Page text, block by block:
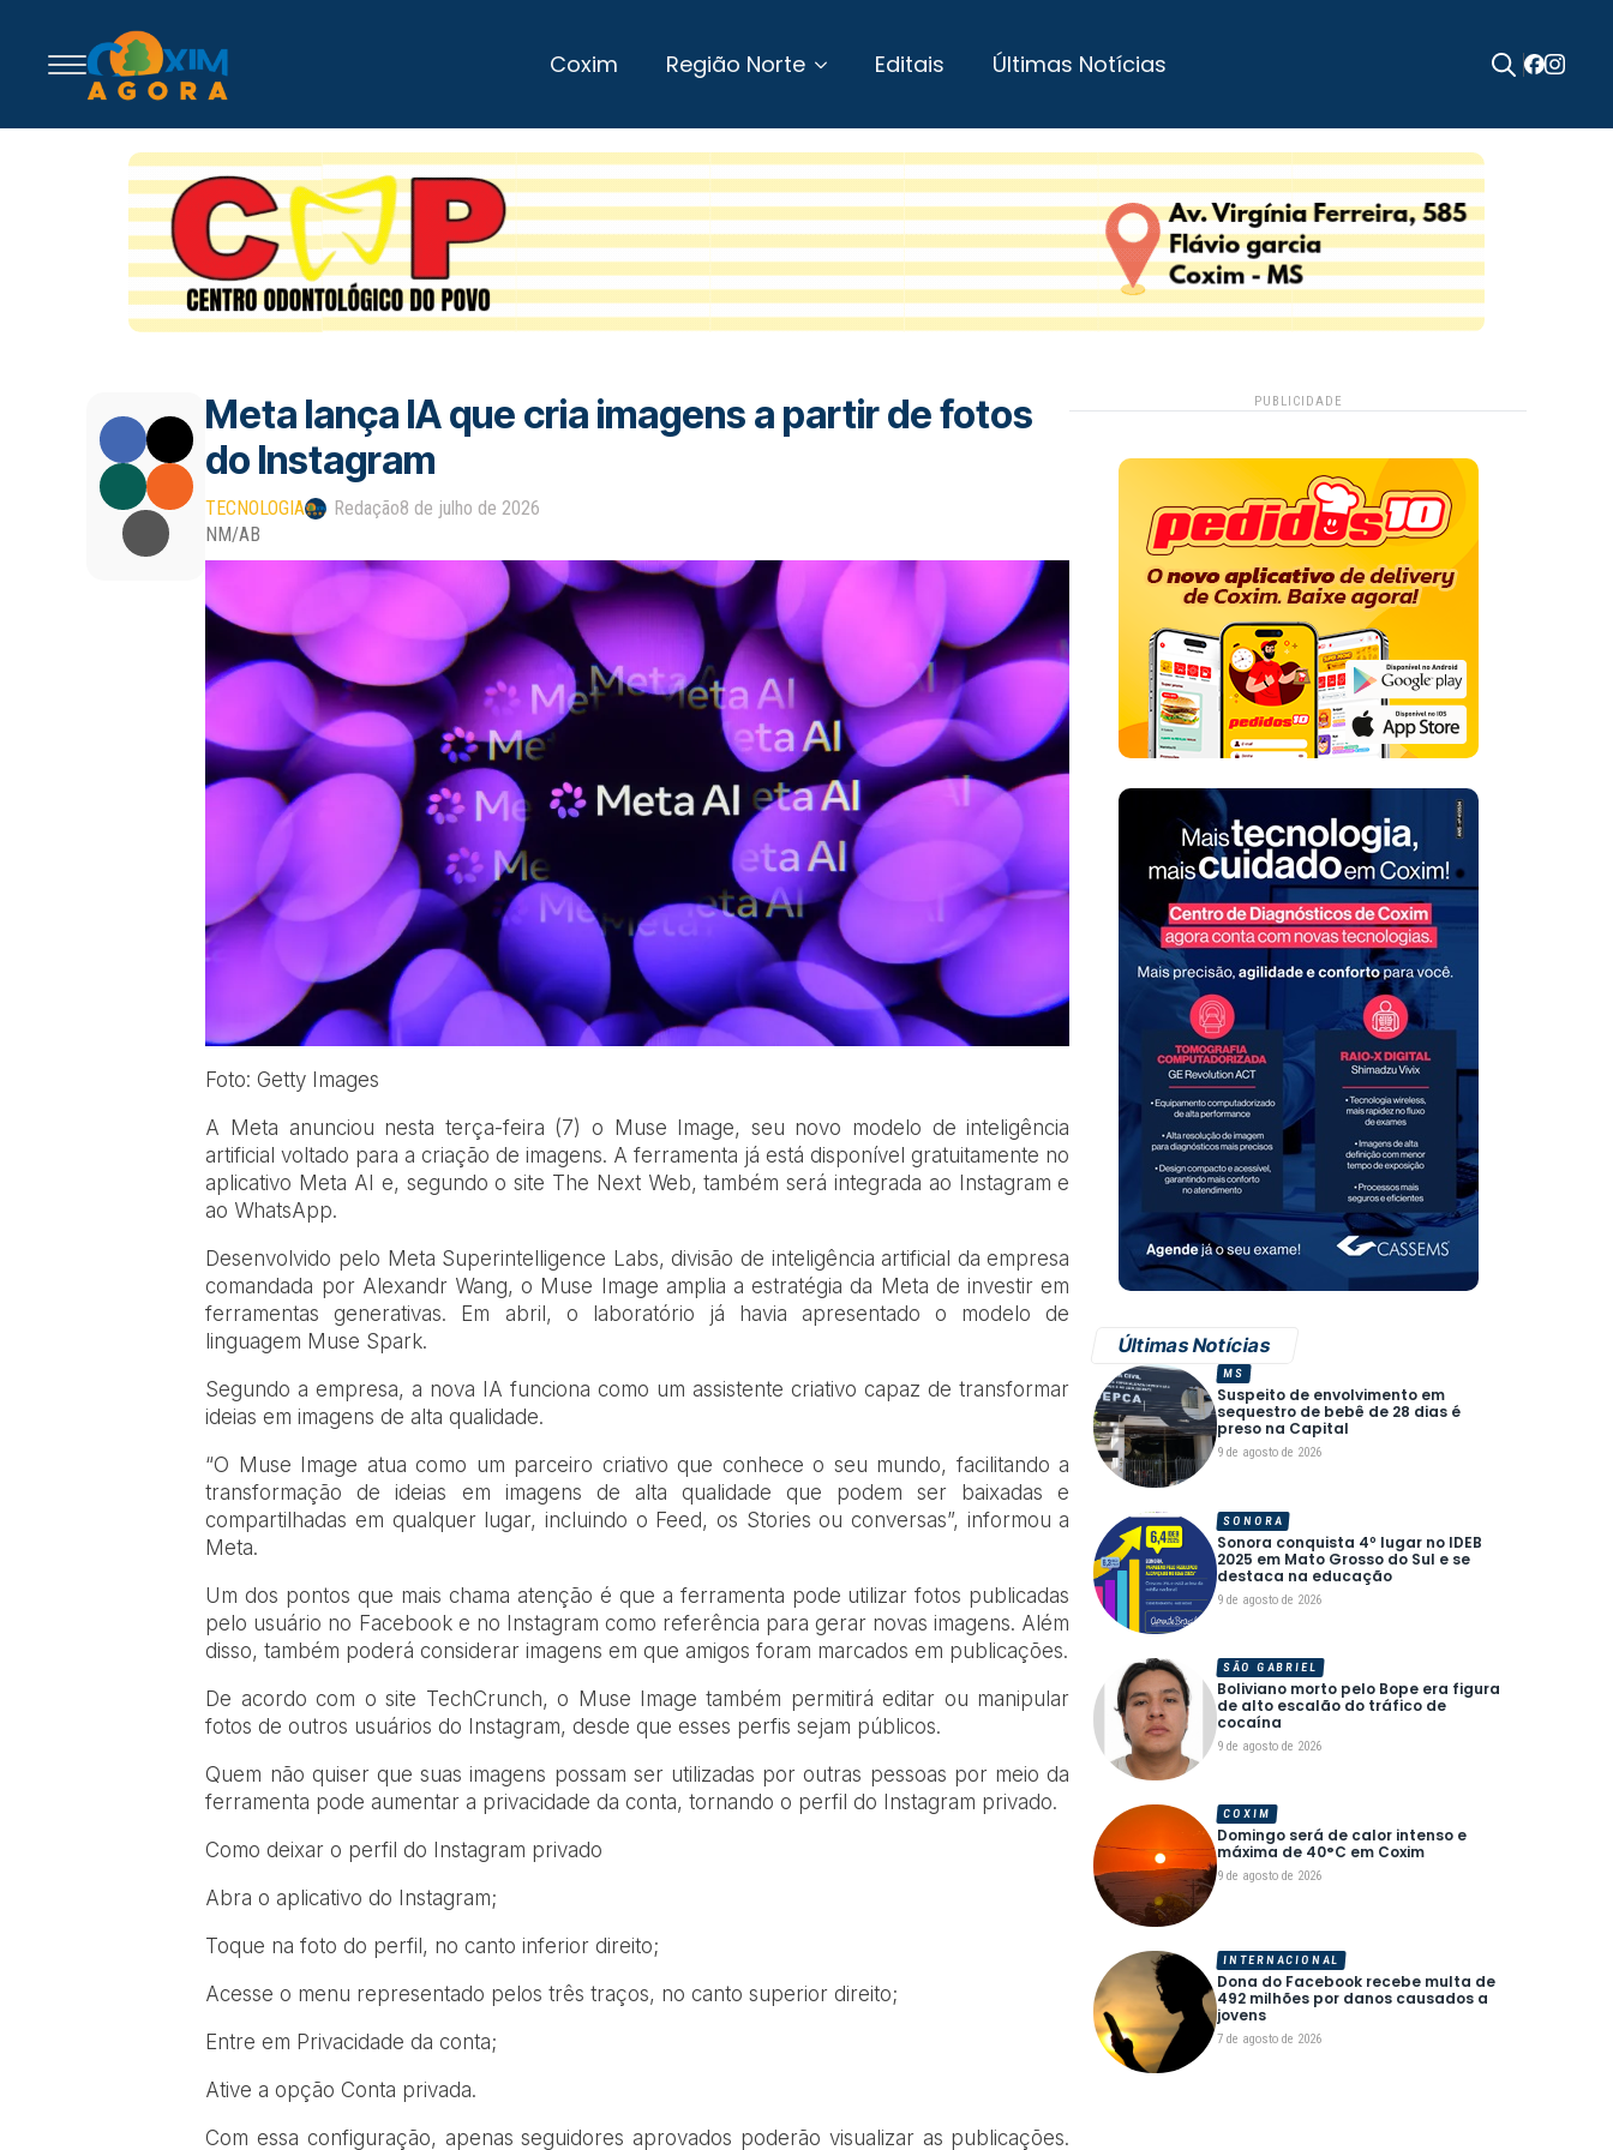
Coxim Região Norte Editais Últimas Notícias
Meta lança IA que cria imagens a partir de fotos
do Instagram
TECNOLOGIA Redação8 de julho de 2026
NM/AB
Foto: Getty Images
A
Meta anunciou nesta terça-feira (7) o Muse Image, seu novo modelo de inteligência
artificial voltado para a criação de imagens. A ferramenta já está disponível gratuitamente no
aplicativo Meta AI e, segundo o site The Next Web, também será integrada ao Instagram e
ao WhatsApp.
Desenvolvido pelo Meta Superintelligence Labs, divisão de inteligência artificial da empresa
comandada por Alexandr Wang, o Muse Image amplia a estratégia da Meta de investir em
ferramentas generativas. Em abril, o laboratório já havia apresentado o modelo de
linguagem Muse Spark.
Segundo a empresa, a nova IA funciona como um assistente criativo capaz de transformar
ideias em imagens de alta qualidade.
“O Muse Image atua como um parceiro criativo que conhece o seu mundo, facilitando a
transformação de ideias em imagens de alta qualidade que podem ser baixadas e
compartilhadas em qualquer lugar, incluindo o Feed, os Stories ou conversas”, informou a
Meta.
Um dos pontos que mais chama atenção é que a ferramenta pode utilizar fotos publicadas
pelo usuário no Facebook e no Instagram como referência para gerar novas imagens. Além
disso, também poderá considerar imagens em que amigos foram marcados em publicações.
De acordo com o site TechCrunch, o Muse Image também permitirá editar ou manipular
fotos de outros usuários do Instagram, desde que esses perfis sejam públicos.
Quem não quiser que suas imagens possam ser utilizadas por outras pessoas por meio da
ferramenta pode aumentar a privacidade da conta, tornando o perfil do Instagram privado.
Como deixar o perfil do Instagram privado
Abra o aplicativo do Instagram;
Toque na foto do perfil, no canto inferior direito;
Acesse o menu representado pelos três traços, no canto superior direito;
Entre em Privacidade da conta;
Ative a opção Conta privada.
Com essa configuração, apenas seguidores aprovados poderão visualizar as publicações.
PUBLICIDADE
Últimas Notícias
Suspeito de envolvimento em
sequestro de bebê de 28 dias é
preso na Capital
9 de agosto de 2026
MS
Sonora conquista 4º lugar no IDEB
2025 em Mato Grosso do Sul e se
destaca na educação
9 de agosto de 2026
SONORA
Boliviano morto pelo Bope era figura
de alto escalão do tráfico de
cocaína
9 de agosto de 2026
SÃO GABRIEL
Domingo será de calor intenso e
máxima de 40°C em Coxim
9 de agosto de 2026
COXIM
Dona do Facebook recebe multa de
492 milhões por danos causados a
jovens
7 de agosto de 2026
INTERNACIONAL